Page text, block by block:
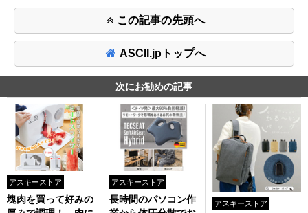
この記事の先頭へ
ASCII.jpトップへ
次にお勧めの記事
アスキーストア
塊肉を買って好みの
アスキーストア
長時間のパソコン作
アスキーストア